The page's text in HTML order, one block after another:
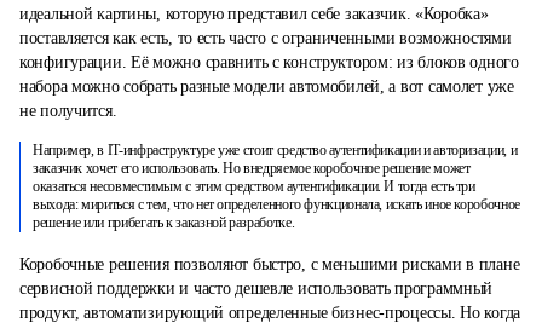
идеальной картины, которую представил себе заказчик. «Коробка»
поставляется как есть, то есть часто с ограниченными возможностями
конфигурации. Её можно сравнить с конструктором: из блоков одного
набора можно собрать разные модели автомобилей, а вот самолет уже
не получится.
Например, в IT-инфраструктуре уже стоит средство аутентификации и авторизации, и
заказчик хочет его использовать. Но внедряемое коробочное решение может
оказаться несовместимым с этим средством аутентификации. И тогда есть три
выхода: мириться с тем, что нет определенного функционала, искать иное коробочное
решение или прибегать к заказной разработке.
Коробочные решения позволяют быстро, с меньшими рисками в плане
сервисной поддержки и часто дешевле использовать программный
продукт, автоматизирующий определенные бизнес-процессы. Но когда